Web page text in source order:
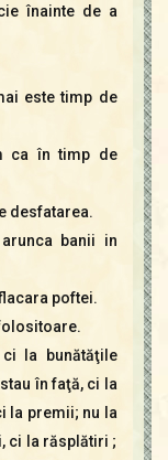
înainte de a
este timp de
ca în timp de
desfatarea.
banii in
poftei.
la bunătăţile
în faţă, ci la
la premii; nu la
ci la răsplătiri ;